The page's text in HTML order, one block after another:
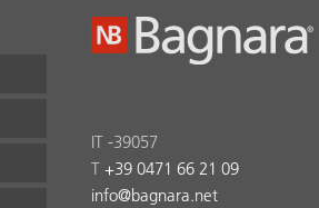
IT -39057
T +39 0471 66 21 09
info@bagnara.net